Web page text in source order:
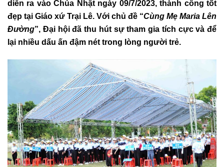
diễn ra vào Chúa Nhật ngày 09/7/2023, thành công tốt
đẹp tại Giáo xứ Trại Lê. Với chủ đề “Cùng Mẹ Maria Lên
Đường”, Đại hội đã thu hút sự tham gia tích cực và để
lại nhiều dấu ấn đậm nét trong lòng người trẻ.